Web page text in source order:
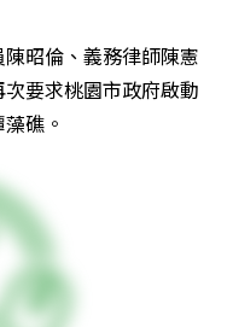
昭倫、義務律師陳憲
要求桃園市政府啟動
礁。